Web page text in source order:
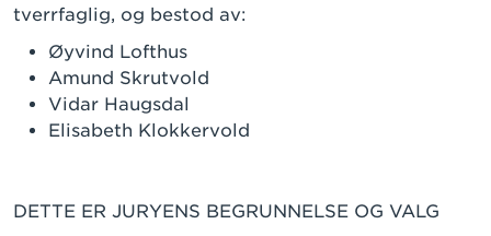
tverrfaglig, og bestod av:
Øyvind Lofthus
Amund Skrutvold
Vidar Haugsdal
Elisabeth Klokkervold
DETTE ER JURYENS BEGRUNNELSE OG VALG